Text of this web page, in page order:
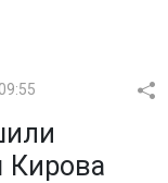
Кирова